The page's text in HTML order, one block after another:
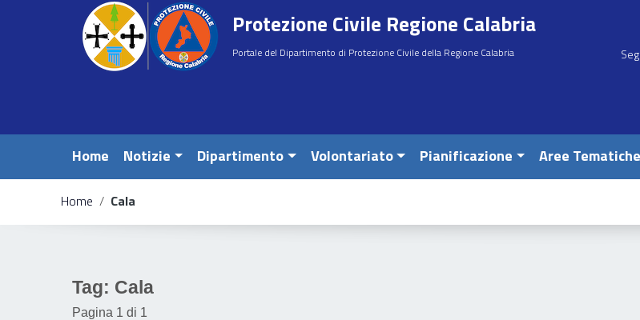
Vai ai contenuti
Vai al menu di navigazione
Vai al footer
Protezione Civile Regione Calabria
Portale del Dipartimento di Protezione Civile della Regione Calabria
Home Notizie Dipartimento Volontariato Pianificazione Aree Tematiche
Home / Cala
Tag: Cala
Pagina 1 di 1